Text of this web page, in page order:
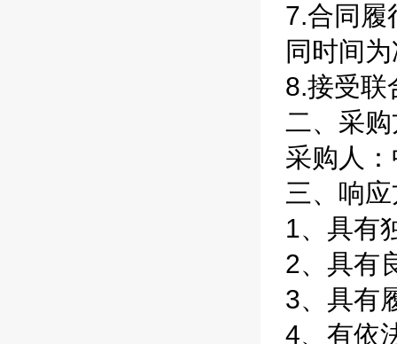
7.合同履
同时间
8.接受联
二、采
采购人
三、响
1、具有
2、具有
3、具有
4、有依